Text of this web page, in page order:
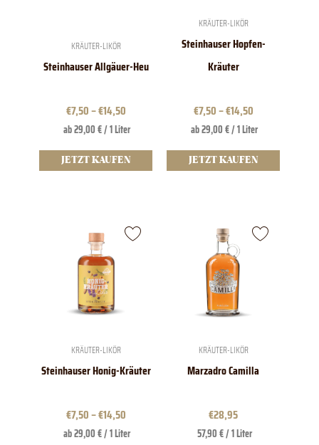
KRÄUTER-LIKÖR
Steinhauser Allgäuer-Heu
€7,50–€14,50
ab 29,00 € / 1 Liter
JETZT KAUFEN
gewählt
KRÄUTER-LIKÖR
Steinhauser Hopfen-
Kräuter
€7,50–€14,50
ab 29,00 € / 1 Liter
JETZT KAUFEN
der
gewählt
KRÄUTER-LIKÖR
Steinhauser Honig-Kräuter
€7,50–€14,50
ab 29,00 € / 1 Liter
Produkt
weist
mehrere
Varianten
auf.
Die
Optionen
der
gewählt
KRÄUTER-LIKÖR
Marzadro Camilla
€28,95
57,90 € / 1 Liter